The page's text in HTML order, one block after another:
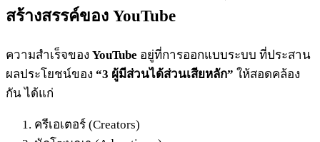
สร้างสรรค์ของ YouTube
ความสำเร็จของ YouTube อยู่ที่การออกแบบระบบ ที่ประสาน
ผลประโยชน์ของ “3 ผู้มีส่วนได้ส่วนเสียหลัก” ให้สอดคล้อง
กัน ได้แก่
ครีเอเตอร์ (Creators)